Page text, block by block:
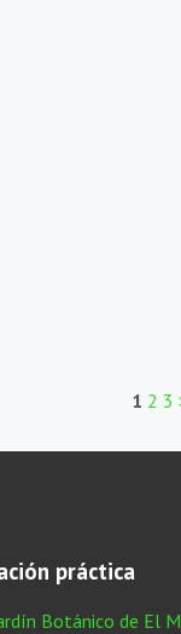
1 2 3
práctica
Botánico de El